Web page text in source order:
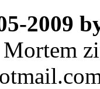
2009
Mortem